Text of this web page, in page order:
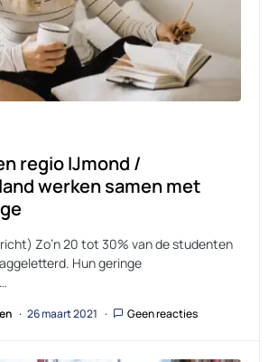
regio IJmond /
werken samen met
Zo’n 20 tot 30% van de studenten
Hun geringe
26 maart 2021 Geen reacties